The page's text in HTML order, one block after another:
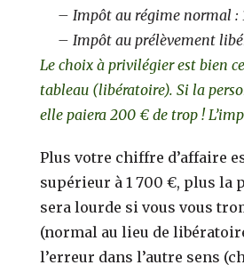
– Impôt au régime normal :
– Impôt au prélèvement
Le choix à privilégier est bien
tableau (libératoire). Si la
elle paiera 200 € de trop !
Plus votre chiffre d’affaire
supérieur à 1 700 €, plus la
sera lourde si vous vous
(normal au lieu de
l’erreur dans l’autre sens